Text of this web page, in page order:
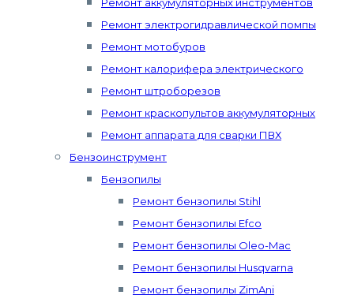
Ремонт электрогидравлической помпы
Ремонт мотобуров
Ремонт калорифера электрического
Ремонт штроборезов
Ремонт краскопультов аккумуляторных
Ремонт аппарата для сварки ПВХ
Бензоинструмент
Бензопилы
Ремонт бензопилы Stihl
Ремонт бензопилы Efco
Ремонт бензопилы Oleo-Mac
Ремонт бензопилы Husqvarna
Ремонт бензопилы ZimAni